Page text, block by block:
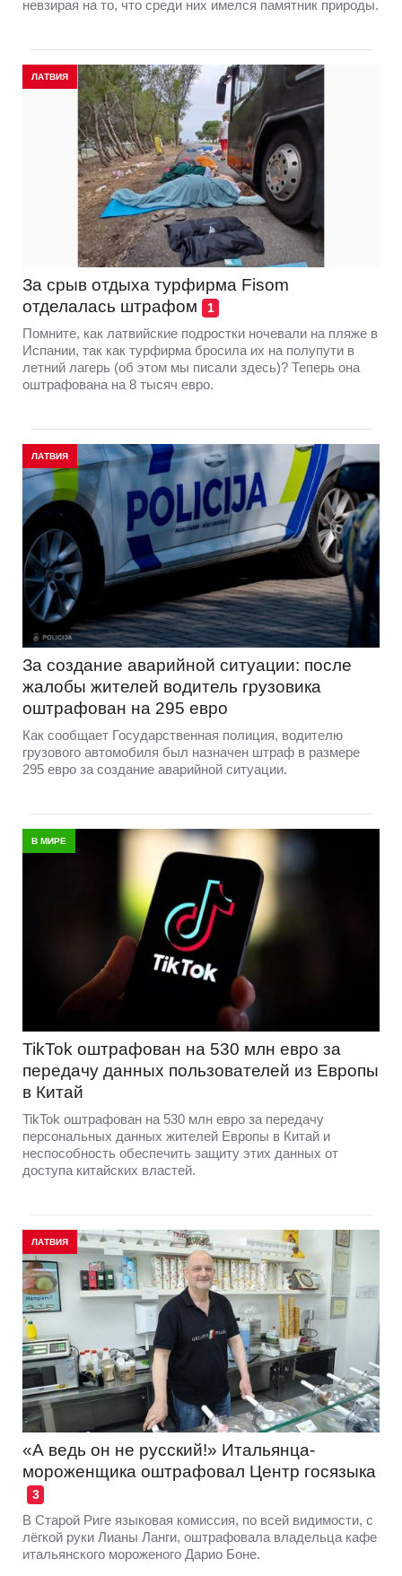
невзирая на то, что среди них имелся памятник природы.
ЛАТВИЯ
За срыв отдыха турфирма Fisom
отделалась штрафом
1
Помните, как латвийские подростки ночевали на пляже в
Испании, так как турфирма бросила их на полупути в
летний лагерь (об этом мы писали здесь)? Теперь она
оштрафована на 8 тысяч евро.
ЛАТВИЯ
За создание аварийной ситуации: после
жалобы жителей водитель грузовика
оштрафован на 295 евро
Как сообщает Государственная полиция, водителю
грузового автомобиля был назначен штраф в размере
295 евро за создание аварийной ситуации.
В МИРЕ
TikTok оштрафован на 530 млн евро за
передачу данных пользователей из Европы
в Китай
TikTok оштрафован на 530 млн евро за передачу
персональных данных жителей Европы в Китай и
неспособность обеспечить защиту этих данных от
доступа китайских властей.
ЛАТВИЯ
«А ведь он не русский!» Итальянца-
мороженщика оштрафовал Центр госязыка
3
В Старой Риге языковая комиссия, по всей видимости, с
лёгкой руки Лианы Ланги, оштрафовала владельца кафе
итальянского мороженого Дарио Боне.